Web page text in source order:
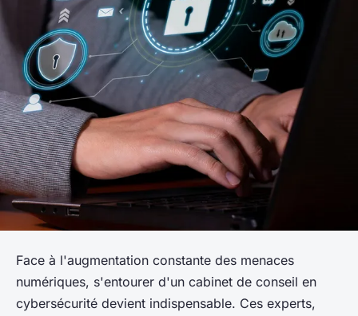
Face à l'augmentation constante des menaces
numériques, s'entourer d'un cabinet de conseil en
cybersécurité devient indispensable. Ces experts,